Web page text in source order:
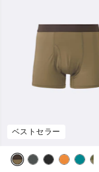
ベストセラー